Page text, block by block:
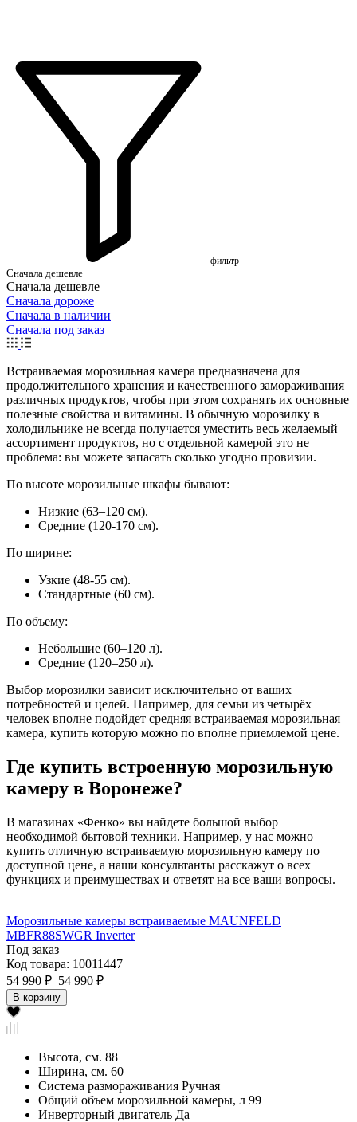
фильтр
Сначала дешевле
Сначала дешевле
Сначала дороже
Сначала в наличии
Сначала под заказ
Встраиваемая морозильная камера предназначена для
продолжительного хранения и качественного замораживания
различных продуктов, чтобы при этом сохранять их основные
полезные свойства и витамины. В обычную морозилку в
холодильнике не всегда получается уместить весь желаемый
ассортимент продуктов, но с отдельной камерой это не
проблема: вы можете запасать сколько угодно провизии.
По высоте морозильные шкафы бывают:
Низкие (63–120 см).
Средние (120-170 см).
По ширине:
Узкие (48-55 см).
Стандартные (60 см).
По объему:
Небольшие (60–120 л).
Средние (120–250 л).
Выбор морозилки зависит исключительно от ваших
потребностей и целей. Например, для семьи из четырёх
человек вполне подойдет средняя встраиваемая морозильная
камера, купить которую можно по вполне приемлемой цене.
Где купить встроенную морозильную
камеру в Воронеже?
В магазинах «Фенко» вы найдете большой выбор
необходимой бытовой техники. Например, у нас можно
купить отличную встраиваемую морозильную камеру по
доступной цене, а наши консультанты расскажут о всех
функциях и преимуществах и ответят на все ваши вопросы.
Морозильные камеры встраиваемые MAUNFELD
MBFR88SWGR Inverter
Под заказ
Код товара: 10011447
54 990 ₽ 54 990 ₽
В корзину
Высота, см. 88
Ширина, см. 60
Система размораживания Ручная
Общий объем морозильной камеры, л 99
Инверторный двигатель Да